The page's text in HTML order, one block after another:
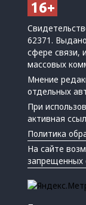
62371.
сфере связи,
массовых
Мнение
отдельных
При
активная
Политика
На сайте
запрещенных